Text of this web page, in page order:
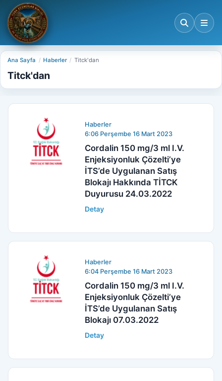
Ana Sayfa Haberler Titck'dan
Titck'dan
Haberler
6:06 Perşembe 16 Mart 2023
Cordalin 150 mg/3 ml I.V.
Enjeksiyonluk Çözelti’ye
İTS’de Uygulanan Satış
Blokajı Hakkında TİTCK
Duyurusu 24.03.2022
Detay
Haberler
6:04 Perşembe 16 Mart 2023
Cordalin 150 mg/3 ml I.V.
Enjeksiyonluk Çözelti’ye
İTS’de Uygulanan Satış
Blokajı 07.03.2022
Detay